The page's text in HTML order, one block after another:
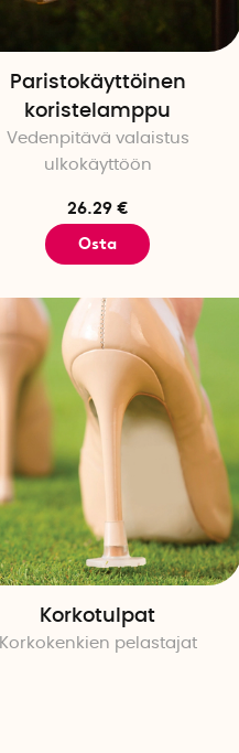
Paristokäyttöinen
koristelamppu
Vedenpitävä valaistus
ulkokäyttöön
26.29 €
Osta
Korkotulpat
Korkokenkien pelastajat